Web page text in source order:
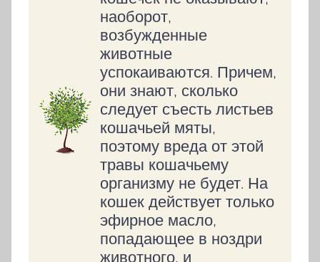
наоборот,
возбужденные
животные
успокаиваются. Причем,
они знают, сколько
следует съесть листьев
кошачьей мяты,
поэтому вреда от этой
травы кошачьему
организму не будет. На
кошек действует только
эфирное масло,
попадающее в ноздри
животного, и